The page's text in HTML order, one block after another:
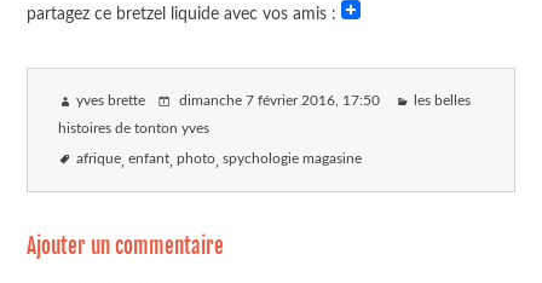
partagez ce bretzel liquide avec vos amis :
yves brette dimanche 7 février 2016, 17:50 les belles
histoires de tonton yves
afrique enfant photo spychologie magasine
Ajouter un commentaire